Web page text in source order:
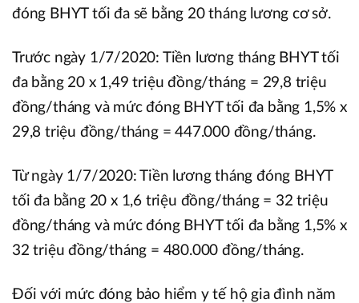
đóng BHYT tối đa sẽ bằng 20 tháng lương cơ sở.
Trước ngày 1/7/2020: Tiền lương tháng BHYT tối
đa bằng 20 x 1,49 triệu đồng/tháng = 29,8 triệu
đồng/tháng và mức đóng BHYT tối đa bằng 1,5% x
29,8 triệu đồng/tháng = 447.000 đồng/tháng.
Từ ngày 1/7/2020: Tiền lương tháng đóng BHYT
tối đa bằng 20 x 1,6 triệu đồng/tháng = 32 triệu
đồng/tháng và mức đóng BHYT tối đa bằng 1,5% x
32 triệu đồng/tháng = 480.000 đồng/tháng.
Đối với mức đóng bảo hiểm y tế hộ gia đình năm